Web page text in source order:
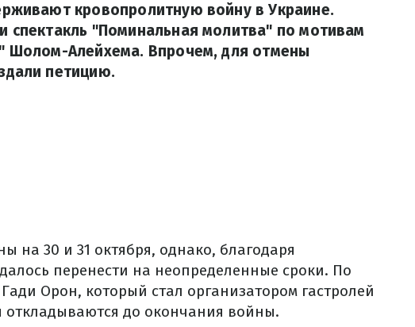
кровопролитную войну в Украине.
спектакль "Поминальная молитва" по мотивам
Шолом-Алейхема. Впрочем, для отмены
петицию.
на 30 и 31 октября, однако, благодаря
перенести на неопределенные сроки. По
Орон, который стал организатором гастролей
откладываются до окончания войны.